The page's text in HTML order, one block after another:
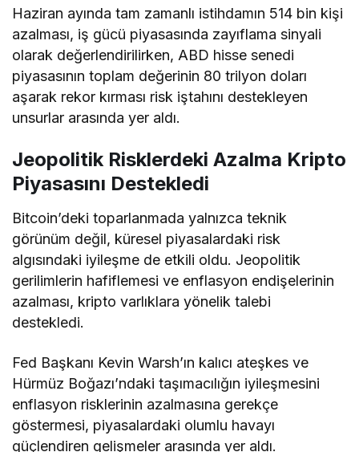
Haziran ayında tam zamanlı istihdamın 514 bin kişi
azalması, iş gücü piyasasında zayıflama sinyali
olarak değerlendirilirken, ABD hisse senedi
piyasasının toplam değerinin 80 trilyon doları
aşarak rekor kırması risk iştahını destekleyen
unsurlar arasında yer aldı.
Jeopolitik Risklerdeki Azalma Kripto
Piyasasını Destekledi
Bitcoin’deki toparlanmada yalnızca teknik
görünüm değil, küresel piyasalardaki risk
algısındaki iyileşme de etkili oldu. Jeopolitik
gerilimlerin hafiflemesi ve enflasyon endişelerinin
azalması, kripto varlıklara yönelik talebi
destekledi.
Fed Başkanı Kevin Warsh’ın kalıcı ateşkes ve
Hürmüz Boğazı’ndaki taşımacılığın iyileşmesini
enflasyon risklerinin azalmasına gerekçe
göstermesi, piyasalardaki olumlu havayı
güçlendiren gelişmeler arasında yer aldı.